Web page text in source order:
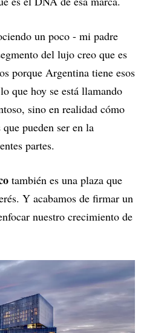
un poco - mi padre
del lujo creo que es
porque Argentina tiene esos
que hoy se está llamando
sino en realidad cómo
pueden ser en la
partes.
también es una plaza que
Y acabamos de firmar un
nuestro crecimiento de